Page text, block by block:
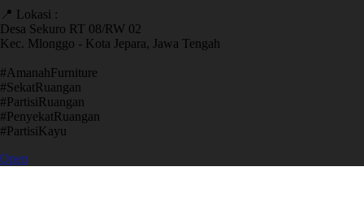
📍 Lokasi :
Desa Sekuro RT 08/RW 02
Kec. Mlonggo - Kota Jepara, Jawa Tengah
​#AmanahFurniture
​#SekatRuangan
​#PartisiRuangan
​#PenyekatRuangan
​#PartisiKayu
Open